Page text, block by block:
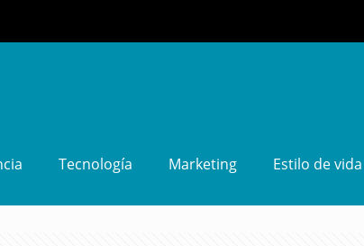
Tecnología Marketing Estilo de vida